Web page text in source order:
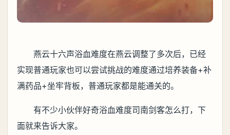
燕云十六声浴血难度在燕云调整了多次后，已经
实现普通玩家也可以尝试挑战的难度通过培养装备+补
满药品+坐牢背板，普通玩家都是能通关的。
有不少小伙伴好奇浴血难度司南剑客怎么打，下
面就来告诉大家。